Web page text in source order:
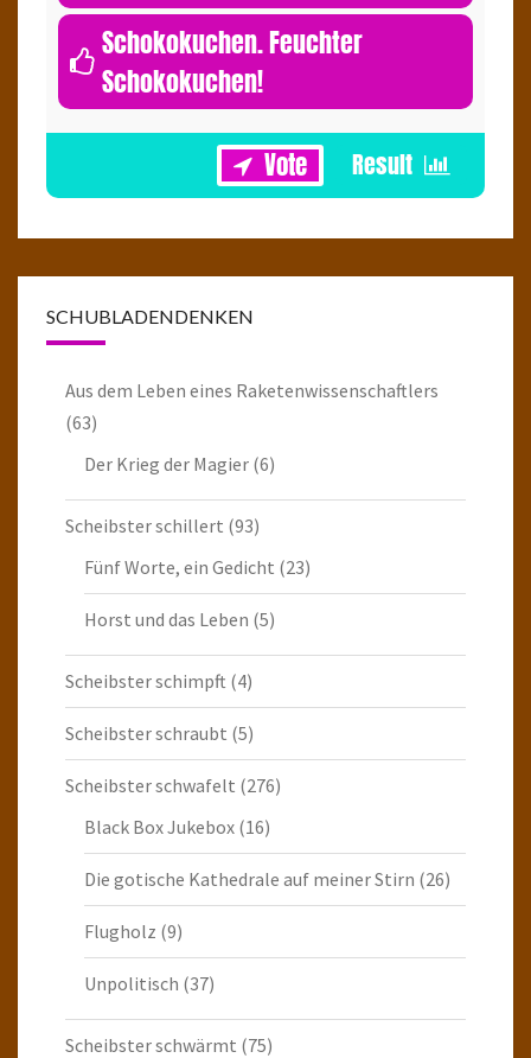
Schokokuchen. Feuchter
Schokokuchen!
SCHUBLADENDENKEN
Aus dem Leben eines Raketenwissenschaftlers
(63)
Der Krieg der Magier (6)
Scheibster schillert (93)
Fünf Worte, ein Gedicht (23)
Horst und das Leben (5)
Scheibster schimpft (4)
Scheibster schraubt (5)
Scheibster schwafelt (276)
Black Box Jukebox (16)
Die gotische Kathedrale auf meiner Stirn (26)
Flugholz (9)
Unpolitisch (37)
Scheibster schwärmt (75)